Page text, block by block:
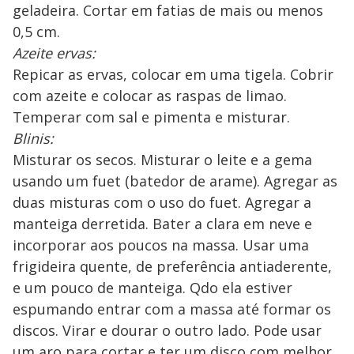
geladeira. Cortar em fatias de mais ou menos
0,5 cm.
Azeite ervas:
Repicar as ervas, colocar em uma tigela. Cobrir
com azeite e colocar as raspas de limao.
Temperar com sal e pimenta e misturar.
Blinis:
Misturar os secos. Misturar o leite e a gema
usando um fuet (batedor de arame). Agregar as
duas misturas com o uso do fuet. Agregar a
manteiga derretida. Bater a clara em neve e
incorporar aos poucos na massa. Usar uma
frigideira quente, de preferência antiaderente,
e um pouco de manteiga. Qdo ela estiver
espumando entrar com a massa até formar os
discos. Virar e dourar o outro lado. Pode usar